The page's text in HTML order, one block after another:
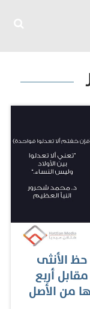
الأنثى
أربع
من الأصل